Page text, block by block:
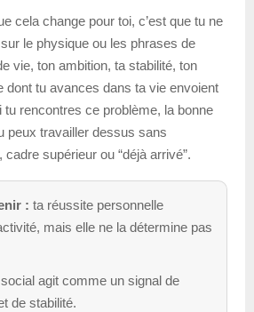
cela change pour toi, c’est que tu ne
le physique ou les phrases de
vie, ton ambition, ta stabilité, ton
dont tu avances dans ta vie envoient
rencontres ce problème, la bonne
peux travailler dessus sans
supérieur ou “déjà arrivé”.
: ta réussite personnelle
mais elle ne la détermine pas
agit comme un signal de
de stabilité.